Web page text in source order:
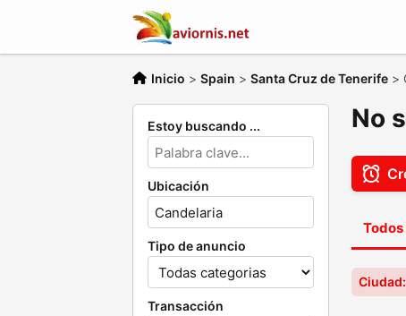
Inicio > Spain > Santa Cruz de Tenerife >
Estoy buscando ...
Ubicación
Tipo de anuncio
Transacción
No